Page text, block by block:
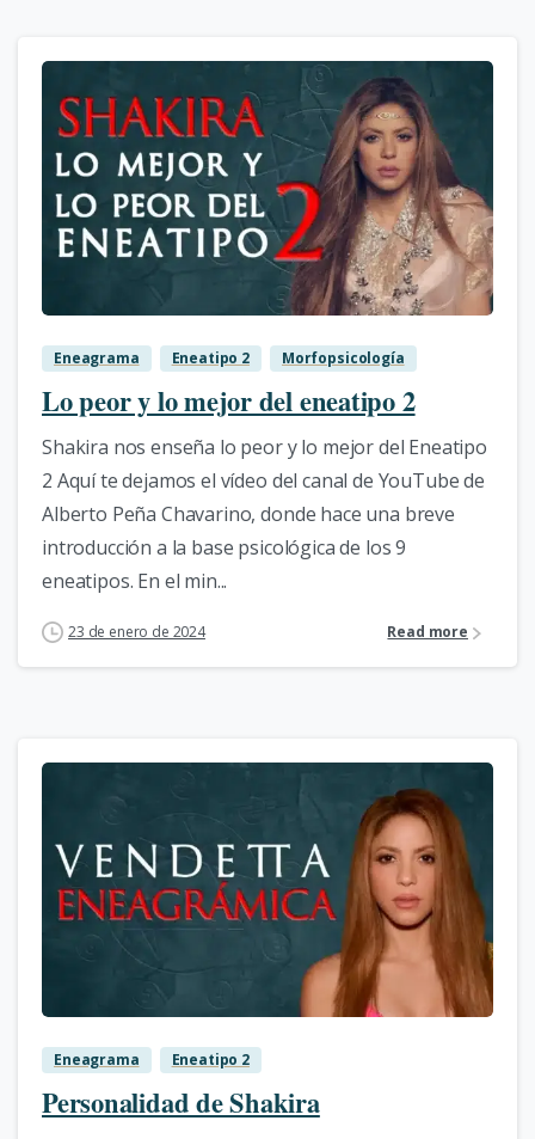
Eneagrama Eneatipo 2 Morfopsicología
Lo peor y lo mejor del eneatipo 2
Shakira nos enseña lo peor y lo mejor del Eneatipo
2 Aquí te dejamos el vídeo del canal de YouTube de
Alberto Peña Chavarino, donde hace una breve
introducción a la base psicológica de los 9
eneatipos. En el min...
23 de enero de 2024 Read more
0
Eneagrama Eneatipo 2
Personalidad de Shakira